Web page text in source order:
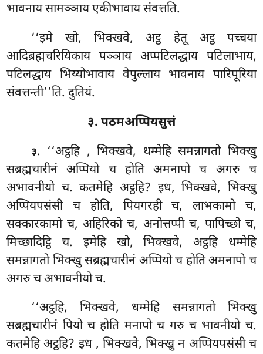
भावनाय सामञ्ञाय एकीभावाय संवत्तति.
‘‘इमे खो, भिक्खवे, अट्ठ हेतू अट्ठ पच्चया
आदिब्रह्मचरियिकाय पञ्ञाय अप्पटिलद्धाय पटिलाभाय,
पटिलद्धाय भिय्योभावाय वेपुल्लाय भावनाय पारिपूरिया
संवत्तन्ती’’ति. दुतियं.
३. पठमअप्पियसुत्तं
३. ‘‘अट्ठहि , भिक्खवे, धम्मेहि समन्नागतो भिक्खु
सब्रह्मचारीनं अप्पियो च होति अमनापो च अगरु च
अभावनीयो च. कतमेहि अट्ठहि? इध, भिक्खवे, भिक्खु
अप्पियपसंसी च होति, पियगरही च, लाभकामो च,
सक्कारकामो च, अहिरिको च, अनोत्तप्पी च, पापिच्छो च,
मिच्छादिट्ठि च. इमेहि खो, भिक्खवे, अट्ठहि धम्मेहि
समन्नागतो भिक्खु सब्रह्मचारीनं अप्पियो च होति अमनापो च
अगरु च अभावनीयो च.
‘‘अट्ठहि, भिक्खवे, धम्मेहि समन्नागतो भिक्खु
सब्रह्मचारीनं पियो च होति मनापो च गरु च भावनीयो च.
कतमेहि अट्ठहि? इध , भिक्खवे, भिक्खु न अप्पियपसंसी च